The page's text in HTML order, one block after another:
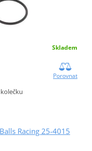
Skladem
Porovnat
Racing 25-4015